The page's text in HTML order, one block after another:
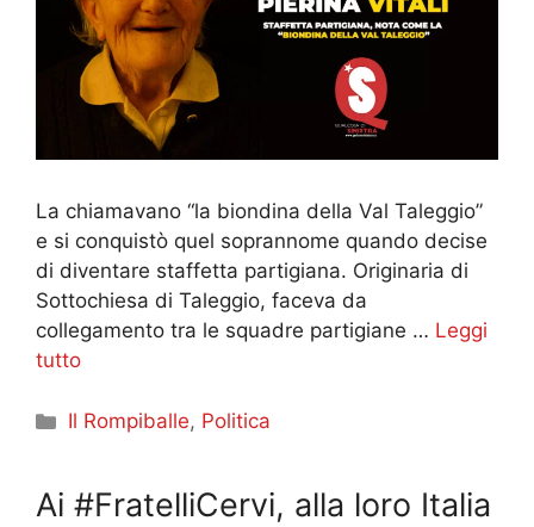
La chiamavano “la biondina della Val Taleggio”
e si conquistò quel soprannome quando decise
di diventare staffetta partigiana. Originaria di
Sottochiesa di Taleggio, faceva da
collegamento tra le squadre partigiane … Leggi
tutto
Categorie
Il Rompiballe, Politica
Ai #FratelliCervi, alla loro Italia